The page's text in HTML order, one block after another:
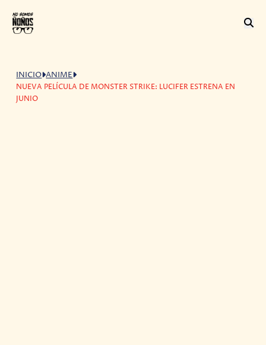
INICIO ANIME
NUEVA PELÍCULA DE MONSTER STRIKE: LUCIFER ESTRENA EN
JUNIO